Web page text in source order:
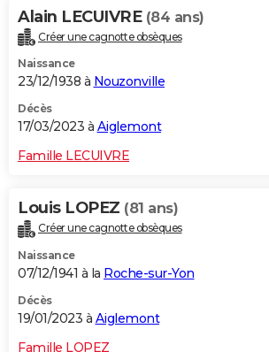
Alain LECUIVRE (84 ans)
Créer une cagnotte obsèques
Naissance
23/12/1938 à Nouzonville
Décès
17/03/2023 à Aiglemont
Famille LECUIVRE
Louis LOPEZ (81 ans)
Créer une cagnotte obsèques
Naissance
07/12/1941 à la Roche-sur-Yon
Décès
19/01/2023 à Aiglemont
Famille LOPEZ